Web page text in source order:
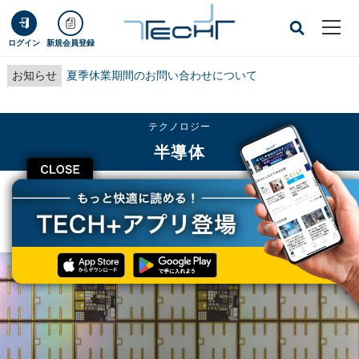
ログイン 新規会員登録
お知らせ 夏季休業期間のお問い合わせについて
CLOSE
テクノロジー
半導体
TECH+ テクノロジー
半導体
2019年のアナログIC企業売上高ランキング - 日本勢はトップ10に1社のみ